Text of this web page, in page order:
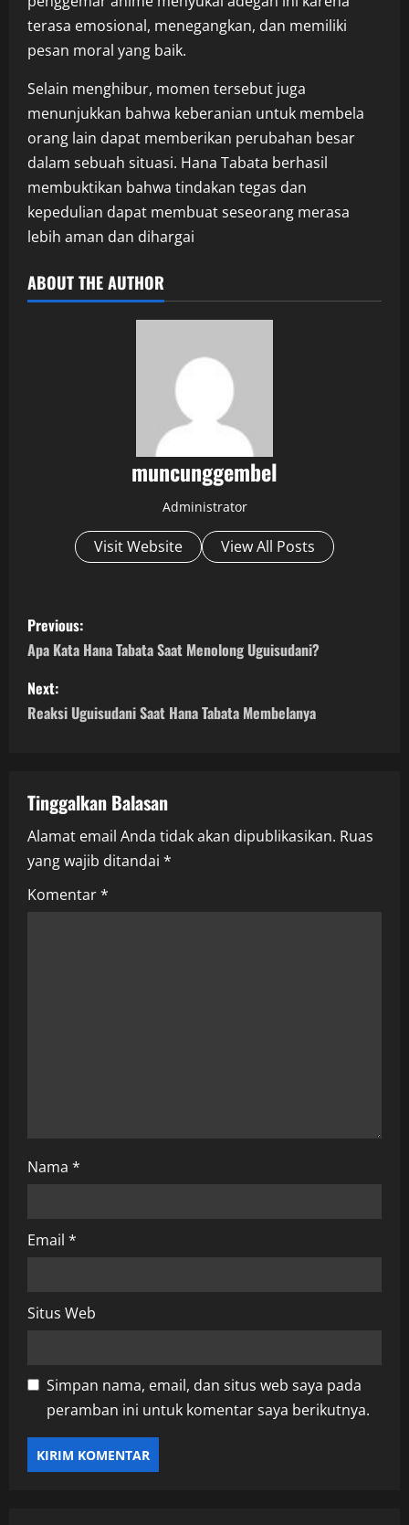
terasa emosional, menegangkan, dan memiliki
pesan moral yang baik.
Selain menghibur, momen tersebut juga
menunjukkan bahwa keberanian untuk membela
orang lain dapat memberikan perubahan besar
dalam sebuah situasi. Hana Tabata berhasil
membuktikan bahwa tindakan tegas dan
kepedulian dapat membuat seseorang merasa
lebih aman dan dihargai
ABOUT THE AUTHOR
muncunggembel
Administrator
Visit Website View All Posts
P
o
s
t
a
v
i
Previous:
Apa Kata Hana Tabata Saat Menolong Uguisudani?
Next:
Reaksi Uguisudani Saat Hana Tabata Membelanya
Tinggalkan Balasan
Alamat email Anda tidak akan dipublikasikan. Ruas
yang wajib ditandai *
Komentar*
Nama *
Email *
Situs Web
Simpan nama, email, dan situs web saya pada
peramban ini untuk komentar saya berikutnya.